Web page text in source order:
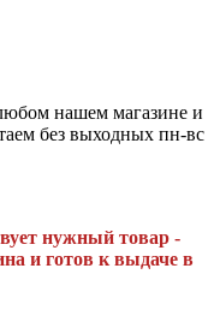
нашем магазине и
без выходных пн-вс
нужный товар -
и готов к выдаче в